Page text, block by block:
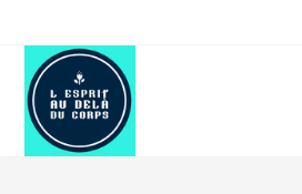
content